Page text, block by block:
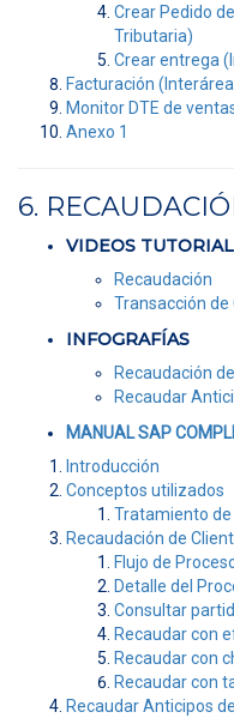
Crear Pedido
Tributaria)
Crear entrega
Facturación
Monitor DTE de
Anexo 1
6.
VIDEOS
Recaudación
Transacción de
INFOGRAFÍAS
Recaudación
Recaudar
MANUAL SAP
Introducción
Conceptos utilizados
Tratamiento de
Recaudación de
Flujo de
Detalle del
Consultar
Recaudar con
Recaudar con
Recaudar con
Recaudar Anticipos